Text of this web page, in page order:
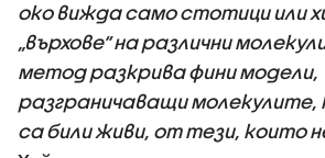
око вижда само стотици или
„върхове“ на различни
метод разкрива фини модели,
разграничaващи молекулите,
са били живи, от тези, които